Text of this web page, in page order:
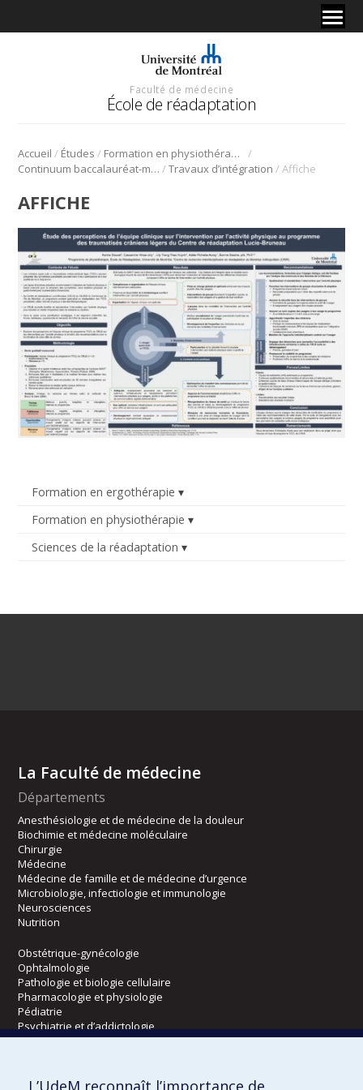
Faculté de médecine
École de réadaptation
Accueil / Études / Formation en physiothérapie
/
Continuum baccalauréat-maîtrise en physiothérapie /Travaux d’intégration /Affiche
Formation en ergothérapie
Formation en physiothérapie
Sciences de la réadaptation
AFFICHE
La Faculté de médecine
Départements
Anesthésiologie et de médecine de la douleur
Biochimie et médecine moléculaire
Chirurgie
Médecine
Médecine de famille et de médecine d’urgence
Microbiologie, infectiologie et immunologie
Neurosciences
Nutrition
Obstétrique-gynécologie
Ophtalmologie
Pathologie et biologie cellulaire
Pharmacologie et physiologie
Pédiatrie
Psychiatrie et d’addictologie
Radiologie, radio-oncologie et médecine nucléaire
L’UdeM reconnaît l’importance de